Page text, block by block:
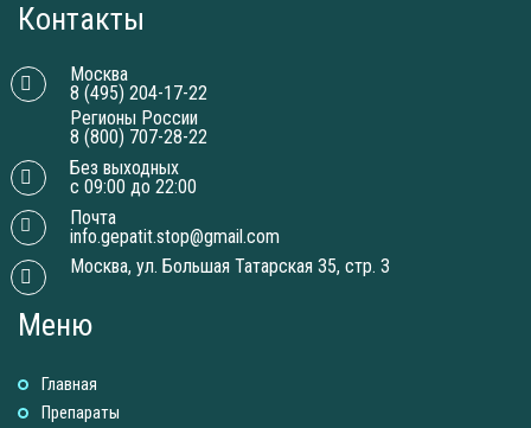
Контакты
Москва
8 (495) 204-17-22
Регионы России
8 (800) 707-28-22
Без выходных
с 09:00 до 22:00
Почта
info.gepatit.stop@gmail.com
Москва, ул. Большая Татарская 35, стр. 3
Меню
Главная
Препараты